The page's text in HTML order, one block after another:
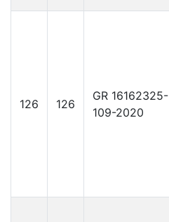
126 126
GR 16162325-
109-2020